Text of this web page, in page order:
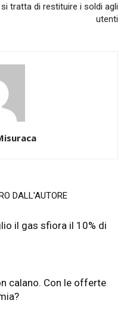
si tratta di restituire i soldi agli
utenti
DALL'AUTORE
il gas sfiora il 10% di
calano. Con le offerte